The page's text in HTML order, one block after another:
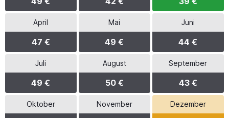
April
47 €
Mai
49 €
Juni
44 €
Juli
49 €
August
50 €
September
43 €
Oktober November Dezember